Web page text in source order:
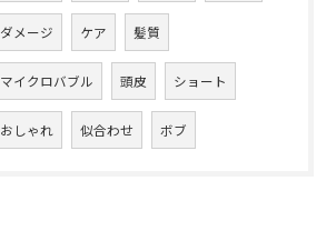
ダメージ ケア 髪質
マイクロバブル 頭皮 ショート
おしゃれ 似合わせ ボブ